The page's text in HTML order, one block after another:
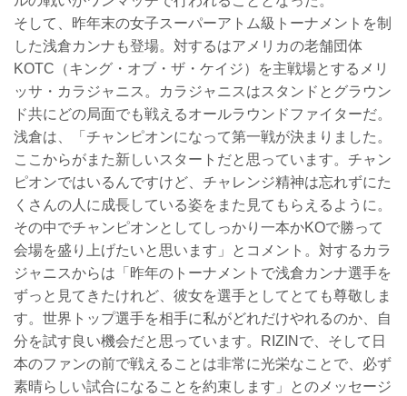
そして、昨年末の女子スーパーアトム級トーナメントを制
した浅倉カンナも登場。対するはアメリカの老舗団体
KOTC（キング・オブ・ザ・ケイジ）を主戦場とするメリ
ッサ・カラジャニス。カラジャニスはスタンドとグラウン
ド共にどの局面でも戦えるオールラウンドファイターだ。
浅倉は、「チャンピオンになって第一戦が決まりました。
ここからがまた新しいスタートだと思っています。チャン
ピオンではいるんですけど、チャレンジ精神は忘れずにた
くさんの人に成長している姿をまた見てもらえるように。
その中でチャンピオンとしてしっかり一本かKOで勝って
会場を盛り上げたいと思います」とコメント。対するカラ
ジャニスからは「昨年のトーナメントで浅倉カンナ選手を
ずっと見てきたけれど、彼女を選手としてとても尊敬しま
す。世界トップ選手を相手に私がどれだけやれるのか、自
分を試す良い機会だと思っています。RIZINで、そして日
本のファンの前で戦えることは非常に光栄なことで、必ず
素晴らしい試合になることを約束します」とのメッセージ